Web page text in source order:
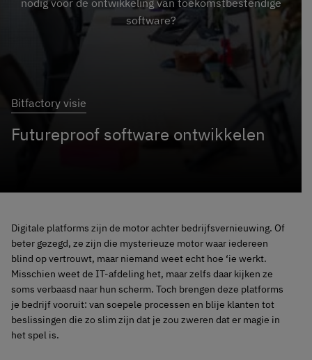
nodig voor de ontwikkeling van toekomstbestendige
software?
Bitfactory visie
Futureproof software ontwikkelen
Digitale platforms zijn de motor achter bedrijfsvernieuwing. Of
beter gezegd, ze zijn die mysterieuze motor waar iedereen
blind op vertrouwt, maar niemand weet echt hoe ‘ie werkt.
Misschien weet de IT-afdeling het, maar zelfs daar kijken ze
soms verbaasd naar hun scherm. Toch brengen deze platforms
je bedrijf vooruit: van soepele processen en blije klanten tot
beslissingen die zo slim zijn dat je zou zweren dat er magie in
het spel is.